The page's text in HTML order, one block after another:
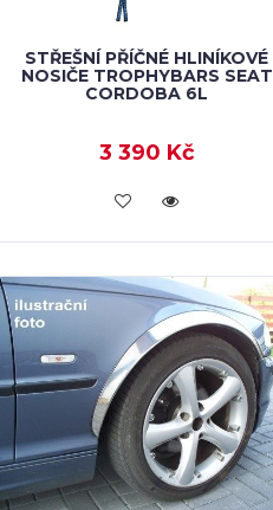
STŘEŠNÍ PŘÍČNÉ HLINÍKOVÉ
NOSIČE TROPHYBARS SEAT
CORDOBA 6L
3 390 Kč
VLOŽIT DO KOŠÍKU